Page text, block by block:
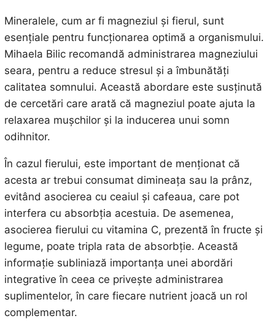
Mineralele, cum ar fi magneziul și fierul, sunt
esențiale pentru funcționarea optimă a organismului.
Mihaela Bilic recomandă administrarea magneziului
seara, pentru a reduce stresul și a îmbunătăți
calitatea somnului. Această abordare este susținută
de cercetări care arată că magneziul poate ajuta la
relaxarea mușchilor și la inducerea unui somn
odihnitor.
În cazul fierului, este important de menționat că
acesta ar trebui consumat dimineața sau la prânz,
evitând asocierea cu ceaiul și cafeaua, care pot
interfera cu absorbția acestuia. De asemenea,
asocierea fierului cu vitamina C, prezentă în fructe și
legume, poate tripla rata de absorbție. Această
informație subliniază importanța unei abordări
integrative în ceea ce privește administrarea
suplimentelor, în care fiecare nutrient joacă un rol
complementar.